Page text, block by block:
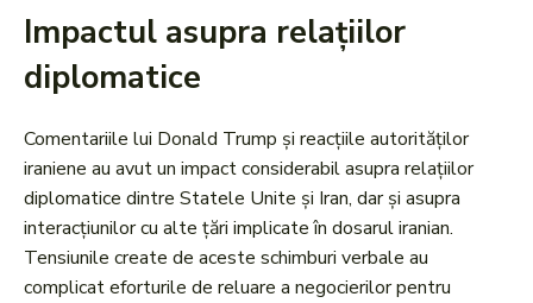
Impactul asupra relațiilor
diplomatice
Comentariile lui Donald Trump și reacțiile autorităților
iraniene au avut un impact considerabil asupra relațiilor
diplomatice dintre Statele Unite și Iran, dar și asupra
interacțiunilor cu alte țări implicate în dosarul iranian.
Tensiunile create de aceste schimburi verbale au
complicat eforturile de reluare a negocierilor pentru